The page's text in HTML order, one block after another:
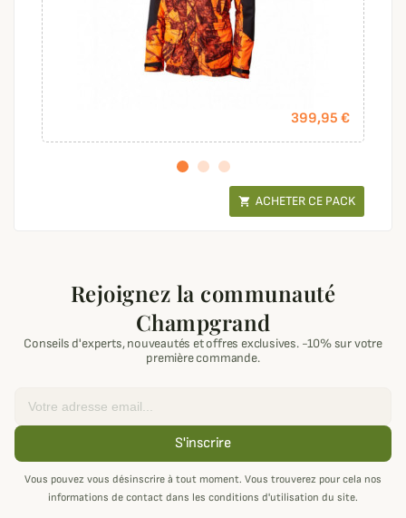
399,95 €
 ACHETER CE PACK
Rejoignez la communauté
Champgrand
Conseils d'experts, nouveautés et offres exclusives. -10% sur votre
première commande.
S'inscrire
Vous pouvez vous désinscrire à tout moment. Vous trouverez pour cela nos
informations de contact dans les conditions d'utilisation du site.